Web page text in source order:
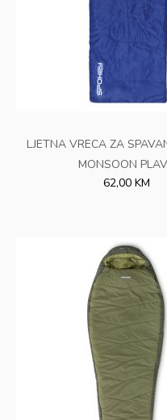
LJETNA VRECA ZA
MONSOON
62,00 KM